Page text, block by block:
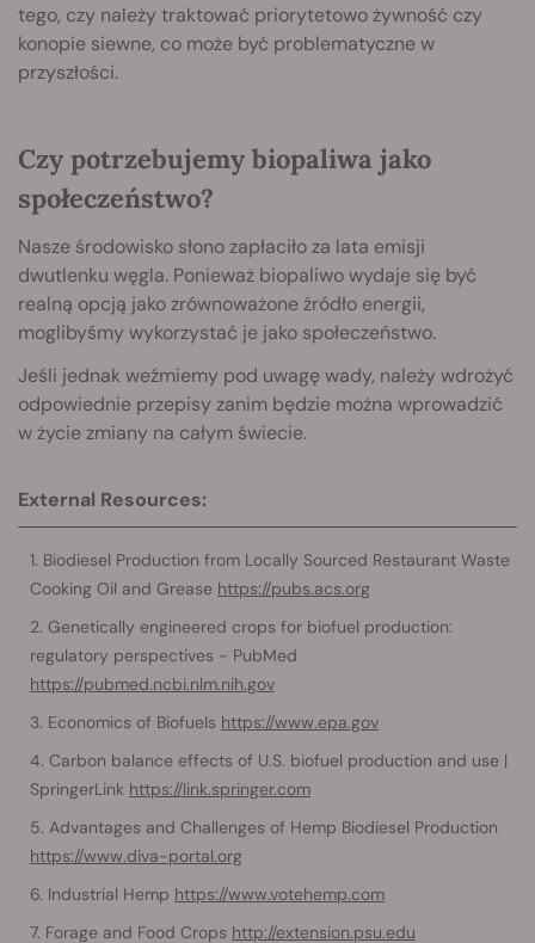
tego, czy należy traktować priorytetowo żywność czy
konopie siewne, co może być problematyczne w
przyszłości.
Czy potrzebujemy biopaliwa jako
społeczeństwo?
Nasze środowisko słono zapłaciło za lata emisji
dwutlenku węgla. Ponieważ biopaliwo wydaje się być
realną opcją jako zrównoważone źródło energii,
moglibyśmy wykorzystać je jako społeczeństwo.
Jeśli jednak weźmiemy pod uwagę wady, należy wdrożyć
odpowiednie przepisy zanim będzie można wprowadzić
w życie zmiany na całym świecie.
External Resources:
Biodiesel Production from Locally Sourced Restaurant Waste
Cooking Oil and Grease https://pubs.acs.org
Genetically engineered crops for biofuel production:
regulatory perspectives - PubMed
https://pubmed.ncbi.nlm.nih.gov
Economics of Biofuels https://www.epa.gov
Carbon balance effects of U.S. biofuel production and use |
SpringerLink https://link.springer.com
Advantages and Challenges of Hemp Biodiesel Production
https://www.diva-portal.org
Industrial Hemp https://www.votehemp.com
Forage and Food Crops http://extension.psu.edu